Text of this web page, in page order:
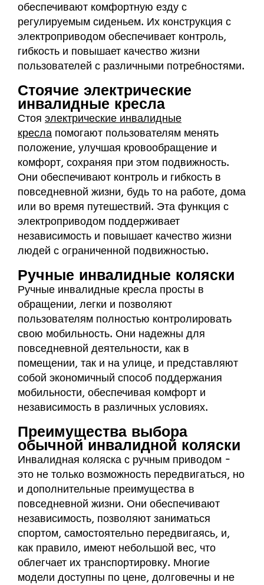
обеспечивают комфортную езду с
регулируемым сиденьем. Их конструкция с
электроприводом обеспечивает контроль,
гибкость и повышает качество жизни
пользователей с различными потребностями.
Стоячие электрические
инвалидные кресла
Стоя электрические инвалидные
кресла помогают пользователям менять
положение, улучшая кровообращение и
комфорт, сохраняя при этом подвижность.
Они обеспечивают контроль и гибкость в
повседневной жизни, будь то на работе, дома
или во время путешествий. Эта функция с
электроприводом поддерживает
независимость и повышает качество жизни
людей с ограниченной подвижностью.
Ручные инвалидные коляски
Ручные инвалидные кресла просты в
обращении, легки и позволяют
пользователям полностью контролировать
свою мобильность. Они надежны для
повседневной деятельности, как в
помещении, так и на улице, и представляют
собой экономичный способ поддержания
мобильности, обеспечивая комфорт и
независимость в различных условиях.
Преимущества выбора
обычной инвалидной коляски
Инвалидная коляска с ручным приводом -
это не только возможность передвигаться, но
и дополнительные преимущества в
повседневной жизни. Они обеспечивают
независимость, позволяют заниматься
спортом, самостоятельно передвигаясь, и,
как правило, имеют небольшой вес, что
облегчает их транспортировку. Многие
модели доступны по цене, долговечны и не